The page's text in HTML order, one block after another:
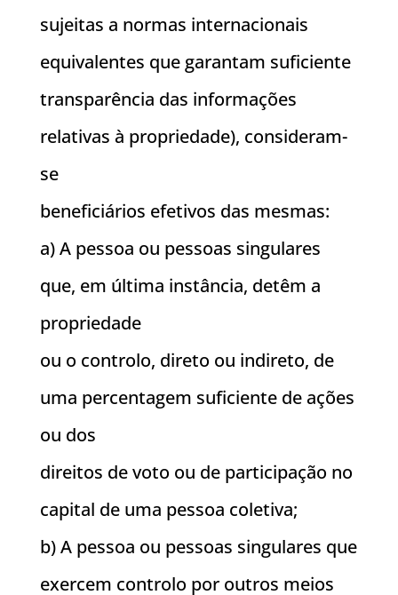
sujeitas a normas internacionais
equivalentes que garantam suficiente
transparência das informações
relativas à propriedade), consideram-
se
beneficiários efetivos das mesmas:
a) A pessoa ou pessoas singulares
que, em última instância, detêm a
propriedade
ou o controlo, direto ou indireto, de
uma percentagem suficiente de ações
ou dos
direitos de voto ou de participação no
capital de uma pessoa coletiva;
b) A pessoa ou pessoas singulares que
exercem controlo por outros meios